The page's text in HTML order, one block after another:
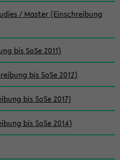
/ Master (Einschreibung
bis SoSe 2011)
bis SoSe 2012)
bis SoSe 2017)
bis SoSe 2014)